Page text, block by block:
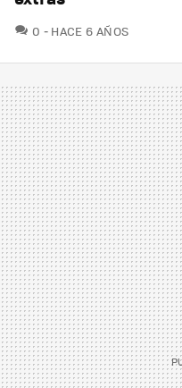
0 COMENTARIOS
HACE 6 AÑOS